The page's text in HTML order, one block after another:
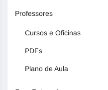
Professores
Cursos e Oficinas
PDFs
Plano de Aula